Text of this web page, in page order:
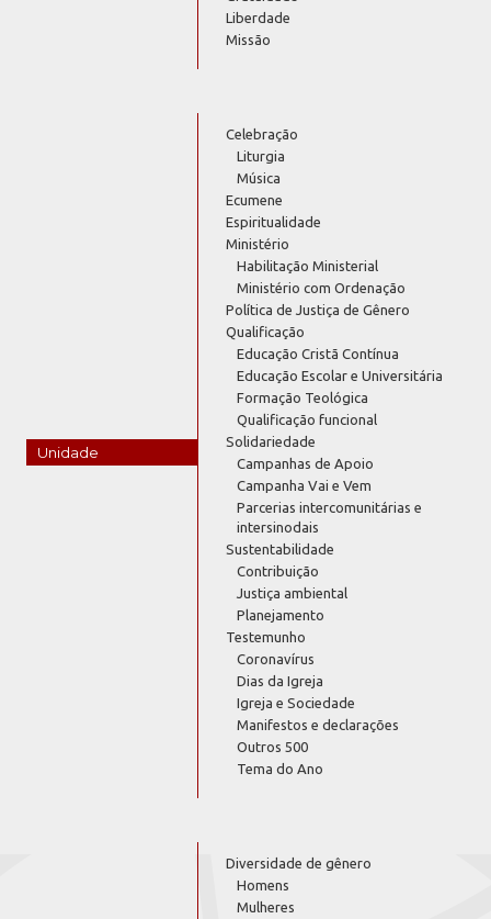
Liberdade
Missão
Unidade
Celebração
Liturgia
Música
Ecumene
Espiritualidade
Ministério
Habilitação Ministerial
Ministério com Ordenação
Política de Justiça de Gênero
Qualificação
Educação Cristã Contínua
Educação Escolar e Universitária
Formação Teológica
Qualificação funcional
Solidariedade
Campanhas de Apoio
Campanha Vai e Vem
Parcerias intercomunitárias e
intersinodais
Sustentabilidade
Contribuição
Justiça ambiental
Planejamento
Testemunho
Coronavírus
Dias da Igreja
Igreja e Sociedade
Manifestos e declarações
Outros 500
Tema do Ano
Diversidade de gênero
Homens
Mulheres